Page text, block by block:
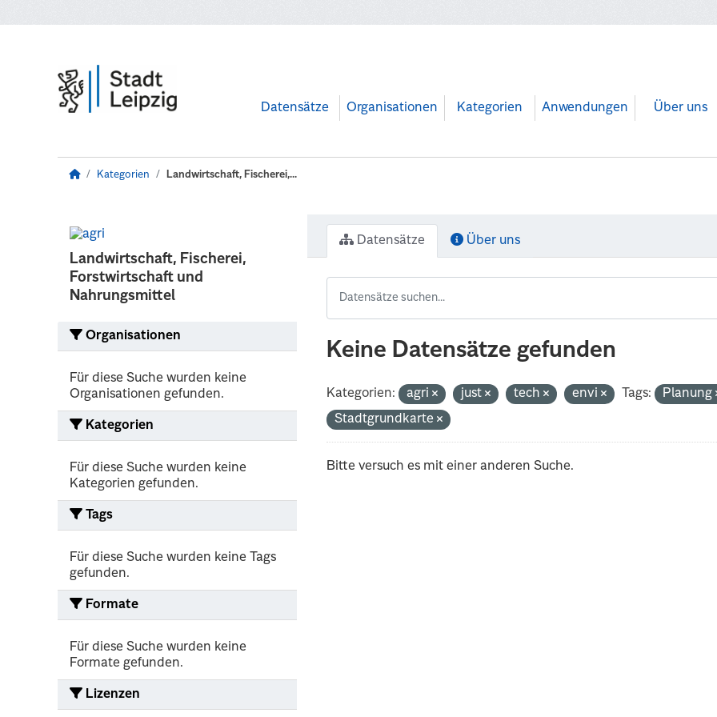
Datensätze Organisationen Kategorien Anwendungen Über uns
Kategorien Landwirtschaft, Fischerei,...
Landwirtschaft, Fischerei,
Forstwirtschaft und
Nahrungsmittel
Organisationen
Für diese Suche wurden keine
Organisationen gefunden.
Kategorien
Für diese Suche wurden keine
Kategorien gefunden.
Tags
Für diese Suche wurden keine Tags
gefunden.
Formate
Für diese Suche wurden keine
Formate gefunden.
Lizenzen
Datensätze Über uns
Keine Datensätze gefunden
Kategorien: agri just tech envi Tags:
Planung
Stadtgrundkarte
Bitte versuch es mit einer anderen Suche.